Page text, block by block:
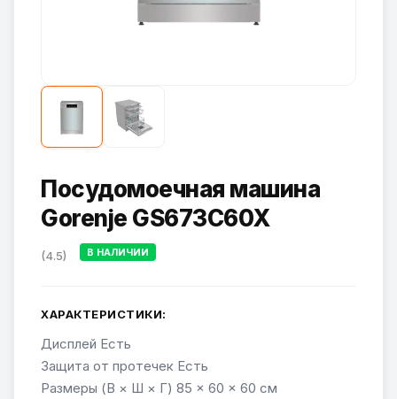
Посудомоечная машина
Gorenje GS673C60X
(4.5) В НАЛИЧИИ
ХАРАКТЕРИСТИКИ:
Дисплей Есть
Защита от протечек Есть
Размеры (В × Ш × Г) 85 × 60 × 60 см